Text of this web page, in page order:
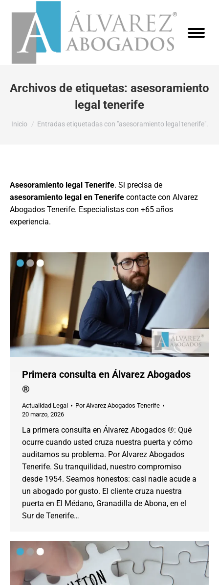
Archivos de etiquetas: asesoramiento
legal tenerife
Estás aquí:
Inicio Entradas etiquetadas con "asesoramiento legal tenerife".
Asesoramiento legal Tenerife. Si precisa de
asesoramiento legal en Tenerife contacte con Alvarez
Abogados Tenerife. Especialistas con +65 años
experiencia.
Primera consulta en Álvarez Abogados
®
Actualidad Legal PorAlvarez Abogados Tenerife
20 marzo, 2026
La primera consulta en Álvarez Abogados ®: Qué
ocurre cuando usted cruza nuestra puerta y cómo
auditamos su problema. Por Alvarez Abogados
Tenerife. Su tranquilidad, nuestro compromiso
desde 1954. Seamos honestos: casi nadie acude a
un abogado por gusto. El cliente cruza nuestra
puerta en El Médano, Granadilla de Abona, en el
Sur de Tenerife…